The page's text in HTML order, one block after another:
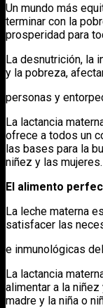
Un mundo más
terminar con la
prosperidad para
La desnutrición, la
y la pobreza,
personas y
La lactancia
ofrece a todos un
las bases para la
niñez y las mujeres.
El alimento
La leche materna
satisfacer las
e inmunológicas
La lactancia
alimentar a la
madre y la niña o